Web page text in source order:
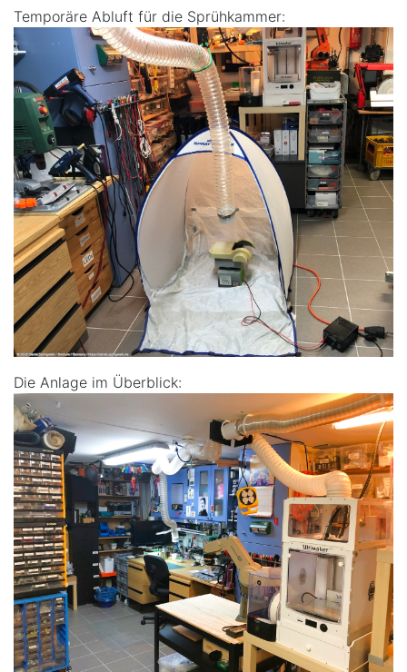
Temporäre Abluft für die Sprühkammer:
Die Anlage im Überblick: